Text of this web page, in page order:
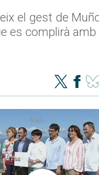
el gest de
es complirà amb